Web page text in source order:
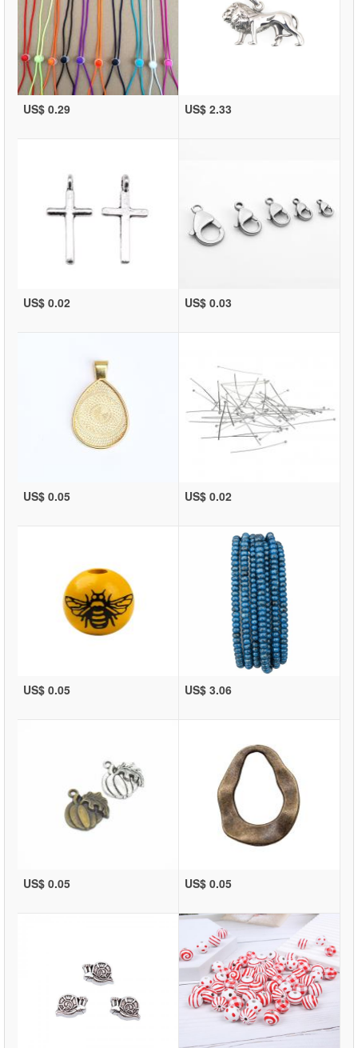
US$ 0.29 US$ 2.33
US$ 0.02 US$ 0.03
US$ 0.05 US$ 0.02
US$ 0.05 US$ 3.06
US$ 0.05 US$ 0.05